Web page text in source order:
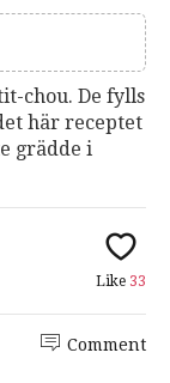
chou. De fylls
här receptet
grädde i
Like 33
Comment